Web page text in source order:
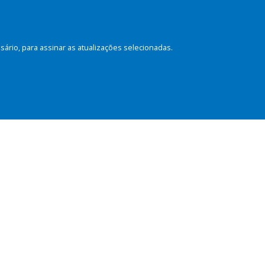
para assinar as atualizações selecionadas.